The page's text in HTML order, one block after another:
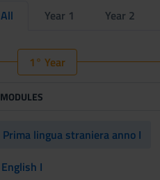
All Year 1 Year 2
1° Year
MODULES
Prima lingua straniera anno I
English I